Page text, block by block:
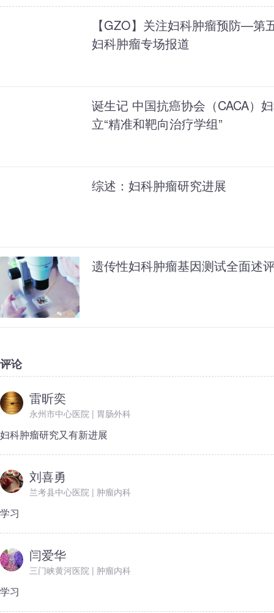
【GZO】关注妇科肿瘤预防—第
妇科肿瘤专场报道
诞生记 中国抗癌协会（CACA）
立“精准和靶向治疗学组”
综述：妇科肿瘤研究进展
遗传性妇科肿瘤基因测试全面述
评论
雷昕奕
永州市中心医院 | 胃肠外科
妇科肿瘤研究又有新进展
刘喜勇
兰考县中心医院 | 肿瘤内科
学习
闫爱华
三门峡黄河医院 | 肿瘤内科
学习